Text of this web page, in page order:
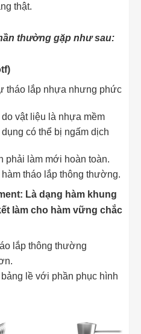
thật.
thường gặp như sau:
tháo lắp nhựa nhưng phức
vật liệu là nhựa mềm
có thể bị ngấm dịch
phải làm mới hoàn toàn.
tháo lắp thông thường.
Là dạng hàm khung
làm cho hàm vững chắc
lắp thông thường
lề với phần phục hình